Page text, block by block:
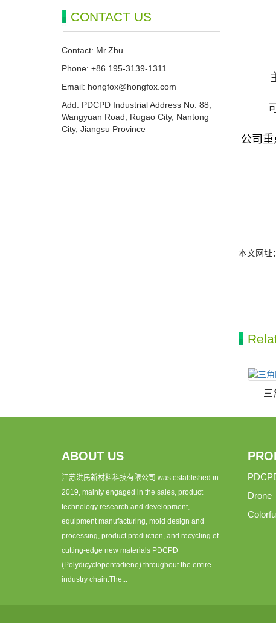
公司
本文网址：
三
CONTACT US
Contact: Mr.Zhu
Phone: +86 195-3139-1311
Email: hongfox@hongfox.com
Add: PDCPD Industrial Address No. 88,
Wangyuan Road, Rugao City, Nantong
City, Jiangsu Province
ABOUT US
江苏洪民新材料科技有限公司 was established in
2019, mainly engaged in the sales, product
technology research and development,
equipment manufacturing, mold design and
processing, product production, and recycling of
cutting-edge new materials PDCPD
(Polydicyclopentadiene) throughout the entire
industry chain.The...
Drone